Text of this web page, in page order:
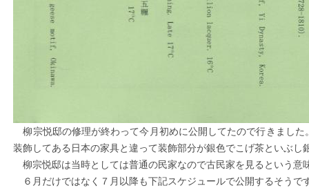
柳宗悦邸の修理が終わって今月初めに公開してたので行きまし
装飾してある日本の家具と違って装飾部分が銀色でこげ茶といぶ
柳宗悦邸は当時としては普通の民家なので古民家を見るという意
６月だけではなく７月以降も下記スケジュールで公開するそうで